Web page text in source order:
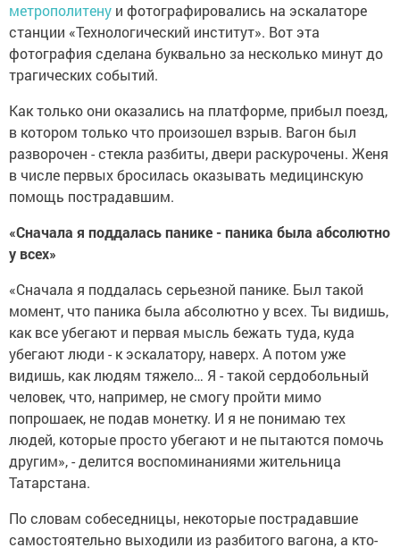
метрополитену и фотографировались на эскалаторе
станции «Технологический институт». Вот эта
фотография сделана буквально за несколько минут до
трагических событий.
Как только они оказались на платформе, прибыл поезд,
в котором только что произошел взрыв. Вагон был
разворочен - стекла разбиты, двери раскурочены. Женя
в числе первых бросилась оказывать медицинскую
помощь пострадавшим.
«Сначала я поддалась панике - паника была абсолютно
у всех»
«Сначала я поддалась серьезной панике. Был такой
момент, что паника была абсолютно у всех. Ты видишь,
как все убегают и первая мысль бежать туда, куда
убегают люди - к эскалатору, наверх. А потом уже
видишь, как людям тяжело… Я - такой сердобольный
человек, что, например, не смогу пройти мимо
попрошаек, не подав монетку. И я не понимаю тех
людей, которые просто убегают и не пытаются помочь
другим», - делится воспоминаниями жительница
Татарстана.
По словам собеседницы, некоторые пострадавшие
самостоятельно выходили из разбитого вагона, а кто-